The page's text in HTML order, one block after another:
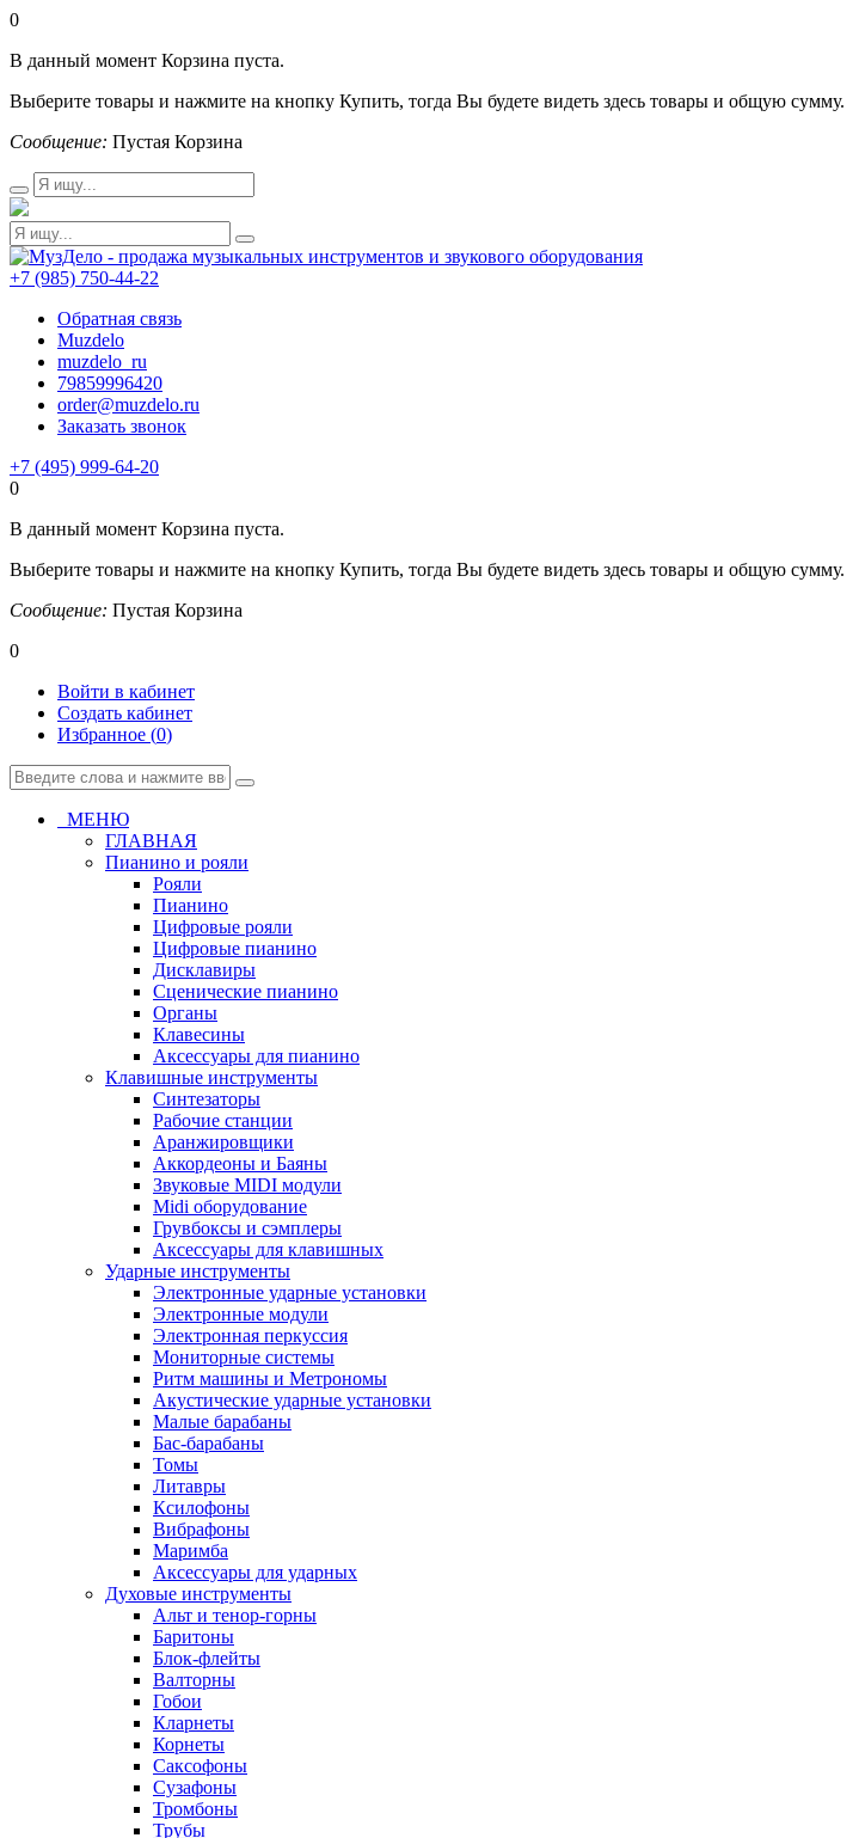
0
В данный момент Корзина пуста.
Выберите товары и нажмите на кнопку Купить, тогда Вы будете видеть здесь товары и общую сумму.
Сообщение: Пустая Корзина
+7 (985) 750-44-22
Обратная связь
Muzdelo
muzdelo_ru
79859996420
order@muzdelo.ru
Заказать звонок
+7 (495) 999-64-20
0
В данный момент Корзина пуста.
Выберите товары и нажмите на кнопку Купить, тогда Вы будете видеть здесь товары и общую сумму.
Сообщение: Пустая Корзина
0
Войти в кабинет
Создать кабинет
Избранное (0)
МЕНЮ
ГЛАВНАЯ
Пианино и рояли
Рояли
Пианино
Цифровые рояли
Цифровые пианино
Дисклавиры
Сценические пианино
Органы
Клавесины
Аксессуары для пианино
Клавишные инструменты
Синтезаторы
Рабочие станции
Аранжировщики
Аккордеоны и Баяны
Звуковые MIDI модули
Midi оборудование
Грувбоксы и сэмплеры
Аксессуары для клавишных
Ударные инструменты
Электронные ударные установки
Электронные модули
Электронная перкуссия
Мониторные системы
Ритм машины и Метрономы
Акустические ударные установки
Малые барабаны
Бас-барабаны
Томы
Литавры
Ксилофоны
Вибрафоны
Маримба
Аксессуары для ударных
Духовые инструменты
Альт и тенор-горны
Баритоны
Блок-флейты
Валторны
Гобои
Кларнеты
Корнеты
Саксофоны
Сузафоны
Тромбоны
Трубы